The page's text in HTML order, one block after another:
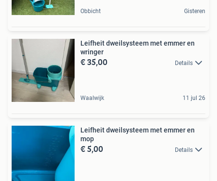
Obbicht Gisteren
Leifheit dweilsysteem met emmer en
wringer
€ 35,00 Details
Waalwijk 11 jul 26
Leifheit dweilsysteem met emmer en
mop
€ 5,00 Details